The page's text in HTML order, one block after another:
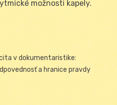
možnosti kapely.
v dokumentaristike:
a hranice pravdy